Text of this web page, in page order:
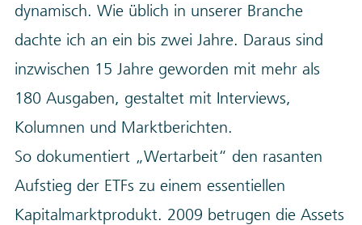
dynamisch. Wie üblich in unserer Branche
dachte ich an ein bis zwei Jahre. Daraus sind
inzwischen 15 Jahre geworden mit mehr als
180 Ausgaben, gestaltet mit Interviews,
Kolumnen und Marktberichten.
So dokumentiert „Wertarbeit“ den rasanten
Aufstieg der ETFs zu einem essentiellen
Kapitalmarktprodukt. 2009 betrugen die Assets